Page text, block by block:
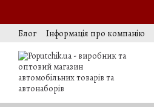
Блог
Інформація про компанію